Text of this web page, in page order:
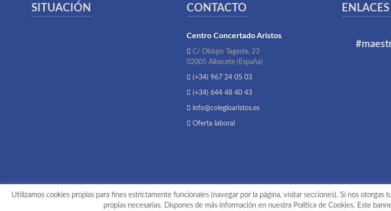
SITUACIÓN CONTACTO
Centro Concertado Aristos
C/ Obispo Tagaste, 23
02005 Albacete (España)
(+34) 967 24 05 03
(+34) 644 48 40 43
info@colegioaristos.es
Oferta laboral
Utilizamos cookies propias para fines estrictamente funcionales (navegar por la página, visitar secciones). Si nos
propias necesarias. Dispones de más información en nuestra Política de Cookies. Este